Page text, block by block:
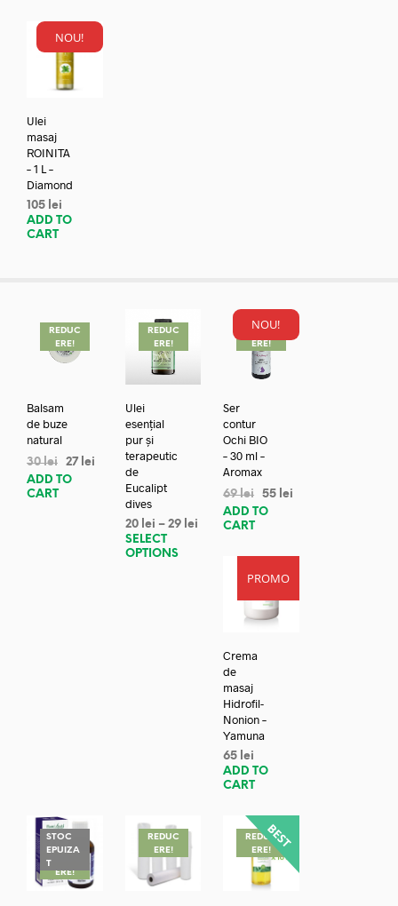
NOU!
Ulei
masaj
ROINITA
– 1 L –
Diamond
105 lei
ADD TO
CART
REDUC
ERE!
Balsam
de buze
natural
30lei 27 lei
ADD TO
CART
REDUC
ERE!
Ulei
esențial
pur și
terapeutic
de
Eucalipt
dives
20 lei – 29 lei
SELECT
OPTIONS
NOU!
REDUC
ERE!
Ser
contur
Ochi BIO
– 30 ml –
Aromax
69lei 55 lei
ADD TO
CART
PROMO
Crema
de
masaj
Hidrofil-
Nonion –
Yamuna
65 lei
ADD TO
CART
STOC
EPUIZA
TREDUC
ERE!
REDUC
ERE!
REDUC
ERE!